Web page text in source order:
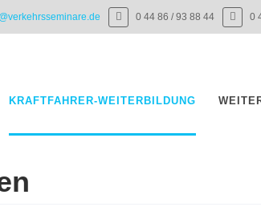
0 44 86 / 93 88 44 0
KRAFTFAHRER-WEITERBILDUNG